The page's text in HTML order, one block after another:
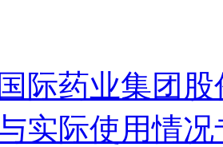
际药业集团
实际使用情